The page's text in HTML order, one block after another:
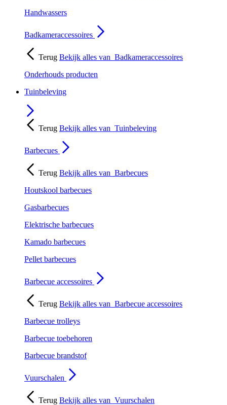
Handwassers
Badkameraccessoires
Terug Bekijk alles van Badkameraccessoires
Onderhouds producten
Tuinbeleving
Terug Bekijk alles van Tuinbeleving
Barbecues
Terug Bekijk alles van Barbecues
Houtskool barbecues
Gasbarbecues
Elektrische barbecues
Kamado barbecues
Pellet barbecues
Barbecue accessoires
Terug Bekijk alles van Barbecue accessoires
Barbecue trolleys
Barbecue toebehoren
Barbecue brandstof
Vuurschalen
Terug Bekijk alles van Vuurschalen